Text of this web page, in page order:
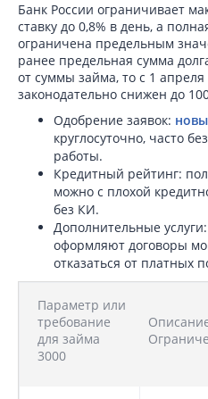
Банк России ограничивает
ставку до 0,8% в день, а
ограничена предельным
ранее предельная сумма
от суммы займа, то с 1 апреля
законодательно снижен до
Одобрение заявок:
круглосуточно, часто
работы.
Кредитный рейтинг:
можно с плохой
без КИ.
Дополнительные
оформляют договоры
отказаться от платных
Параметр или
требование
для займа
3000